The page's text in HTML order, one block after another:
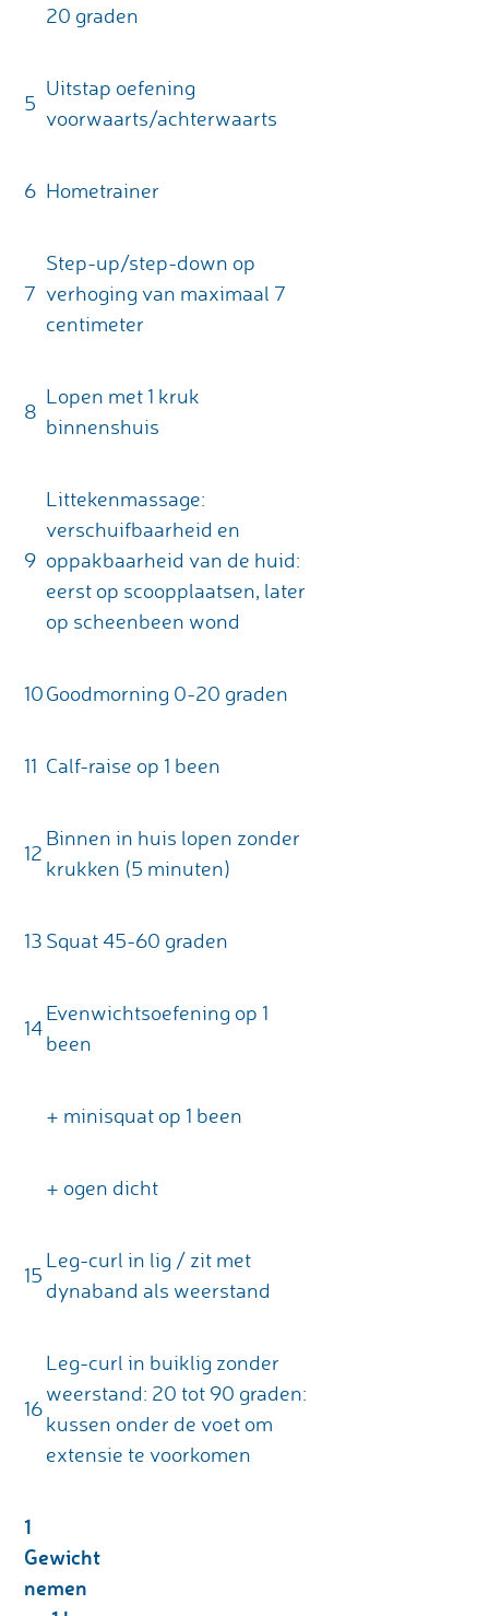
20 graden
5
Uitstap oefening
voorwaarts/achterwaarts
6 Hometrainer
7
Step-up/step-down op
verhoging van maximaal 7
centimeter
8
Lopen met 1 kruk
binnenshuis
9
Littekenmassage:
verschuifbaarheid en
oppakbaarheid van de huid:
eerst op scoopplaatsen, later
op scheenbeen wond
10Goodmorning 0-20 graden
11 Calf-raise op 1 been
12
Binnen in huis lopen zonder
krukken (5 minuten)
13 Squat 45-60 graden
14
Evenwichtsoefening op 1
been
+ minisquat op 1 been
+ ogen dicht
15
Leg-curl in lig / zit met
dynaband als weerstand
16
Leg-curl in buiklig zonder
weerstand: 20 tot 90 graden:
kussen onder de voet om
extensie te voorkomen
1
Gewicht
nemen